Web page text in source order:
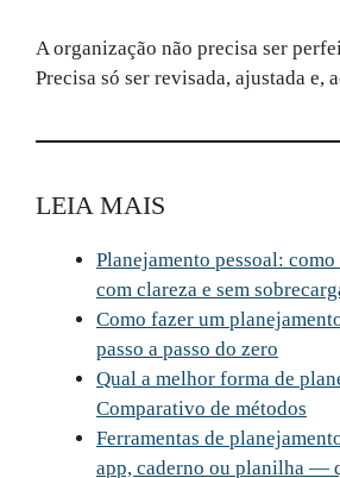
A organização não precisa ser
Precisa só ser revisada, ajustada e,
LEIA MAIS
Planejamento pessoal:
com clareza e sem
Como fazer um
passo a passo do zero
Qual a melhor forma de
Comparativo de métodos
Ferramentas de
app, caderno ou planilha —